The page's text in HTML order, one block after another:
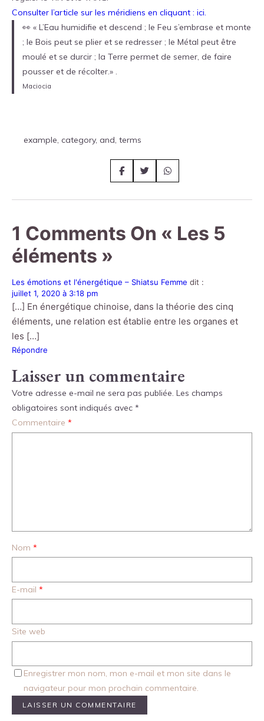
Consulter l’article sur les méridiens en cliquant : ici.
👀 « L’Eau humidifie et descend ; le Feu s’embrase et monte
; le Bois peut se plier et se redresser ; le Métal peut être
moulé et se durcir ; la Terre permet de semer, de faire
pousser et de récolter.» .
Maciocia
example, category, and, terms
1 Comments On « Les 5
éléments »
Les émotions et l'énergétique – Shiatsu Femme dit :
juillet 1, 2020 à 3:18 pm
[…] En énergétique chinoise, dans la théorie des cinq
éléments, une relation est établie entre les organes et
les […]
Répondre
Laisser un commentaire
Votre adresse e-mail ne sera pas publiée. Les champs
obligatoires sont indiqués avec *
Commentaire *
Nom *
E-mail *
Site web
Enregistrer mon nom, mon e-mail et mon site dans le
navigateur pour mon prochain commentaire.